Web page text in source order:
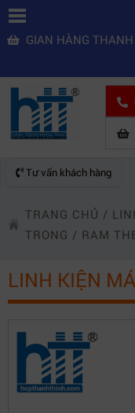
GIAN HÀNG THANH
Tư vấn khách hàng
TRANG CHỦ /
TRONG / RAM
LINH KIỆN